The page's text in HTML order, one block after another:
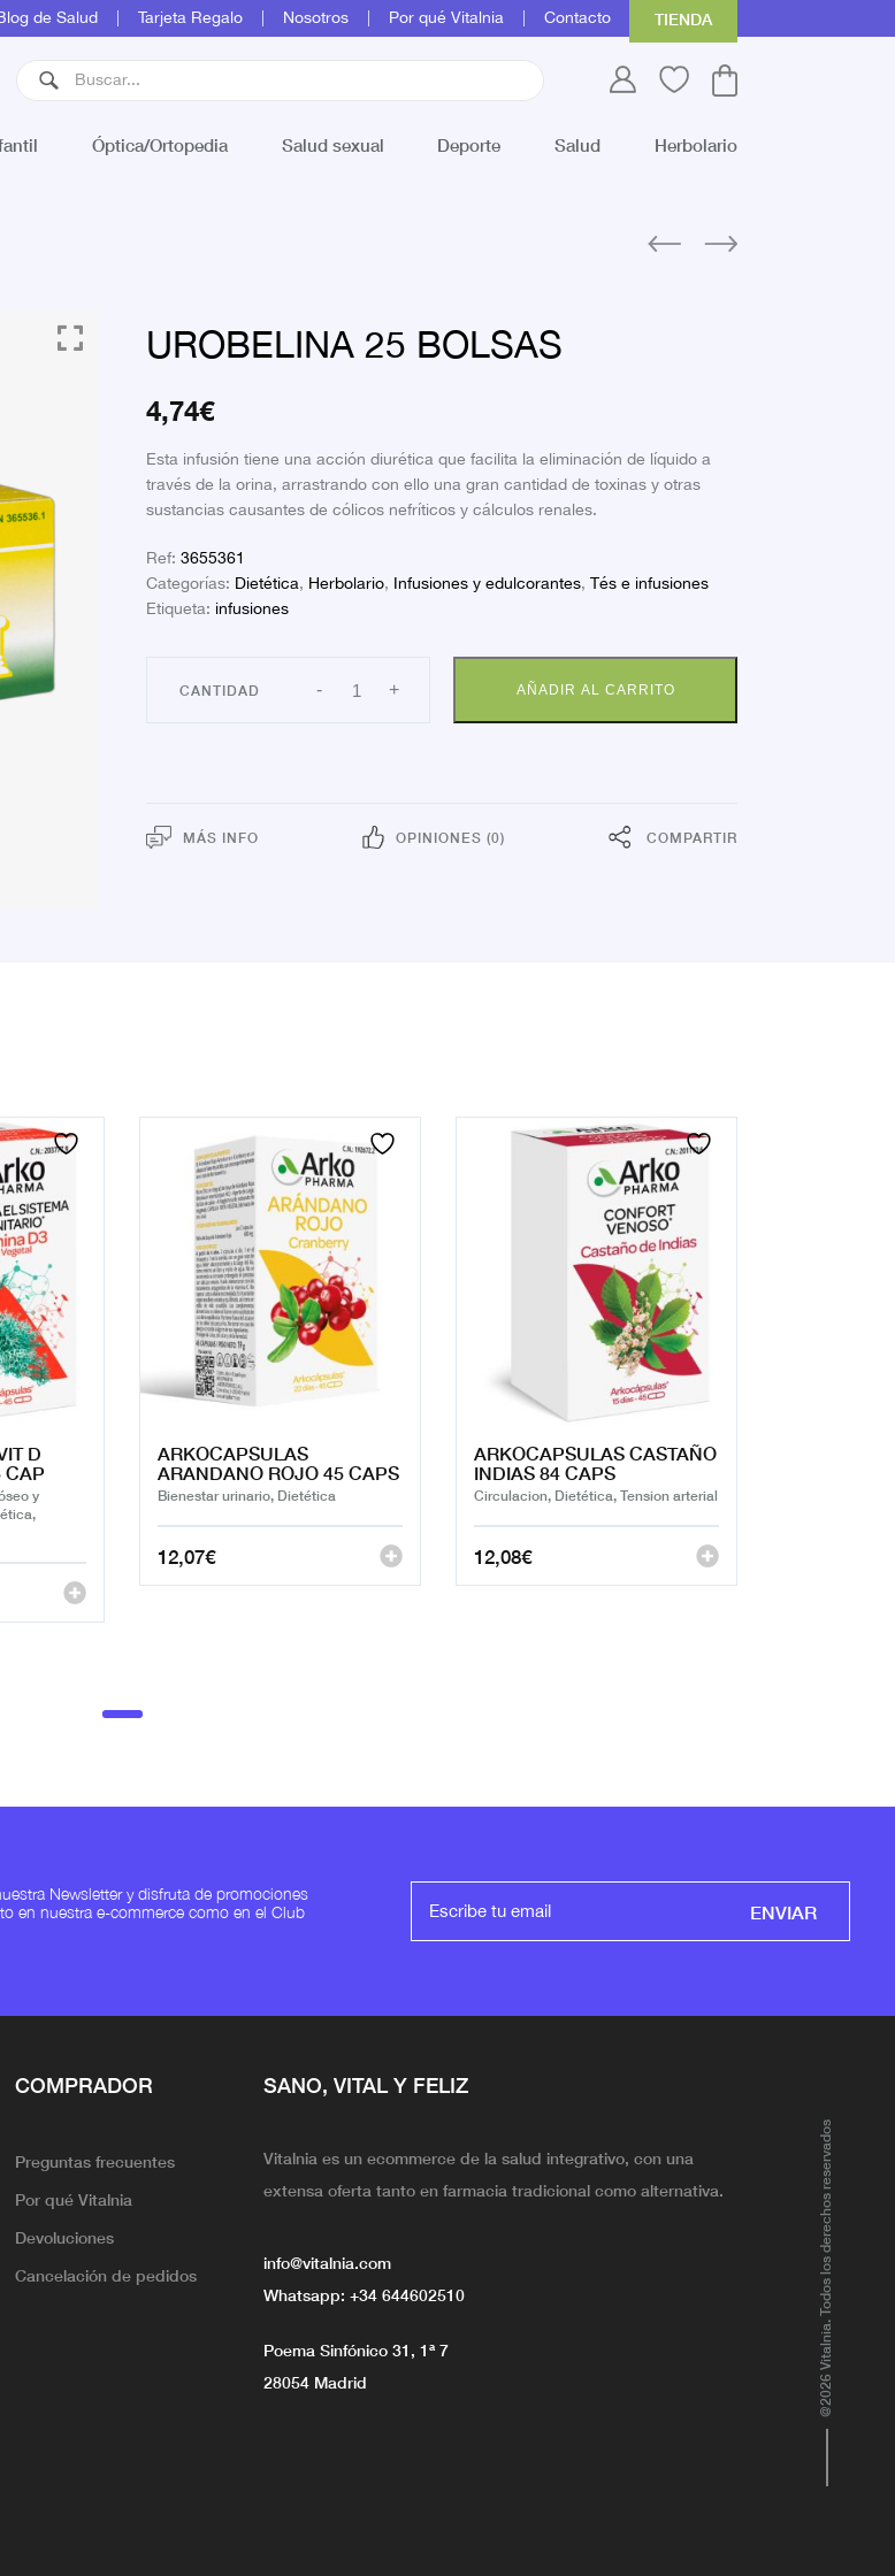
de Salud Tarjeta Regalo Nosotros Por qué Vitalnia Contacto TIENDA
Óptica/Ortopedia Salud sexual Deporte Salud Herbolario
UROBELINA 25 BOLSAS
4,74€
Esta infusión tiene una acción diurética que facilita la eliminación de líquido a
través de la orina, arrastrando con ello una gran cantidad de toxinas y otras
sustancias causantes de cólicos nefríticos y cálculos renales.
Ref:3655361
Categorías: Dietética, Herbolario, Infusiones y edulcorantes,Tés e infusiones
Etiqueta: infusiones
- UROBELINA
25 BOLSAS
+ AÑADIR AL CARRITO
MÁS INFO OPINIONES (0) COMPARTIR
D
CAP
y
ARKOCAPSULAS
ARANDANO ROJO 45 CAPS
Bienestar urinario, Dietética
12,07€
ARKOCAPSULAS CASTAÑO
INDIAS 84 CAPS
Circulacion, Dietética, Tension arterial
12,08€
Newsletter y disfruta de promociones
en nuestra e-commerce como en el Club
ENVIAR
COMPRADOR
Preguntas frecuentes
Por qué Vitalnia
Devoluciones
Cancelación de pedidos
SANO, VITAL Y FELIZ
Vitalnia es un ecommerce de la salud integrativo, con una
extensa oferta tanto en farmacia tradicional como alternativa.
info@vitalnia.com
Whatsapp: +34 644602510
Poema Sinfónico 31, 1ª 7
28054 Madrid
@2026 Vitalnia. Todos los derechos reservados